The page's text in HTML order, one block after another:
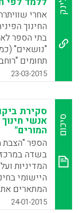
לילדים
מדווח על
של
מקוונת תוך
(Garvis, Susanne; Lemon, Narelle, 2015).
לינק
אחרי
החינוך
בתי הספר לא
"נושאים"
תחומים
שלל
איתן
העבודה
למשל.
בשנות
23-03-2015
סיכום
סקירת
אנשי
המורים"
הספר "הצבת
בשדה
המדיניות
היישומי
המתארים את
Education
24-01-2015